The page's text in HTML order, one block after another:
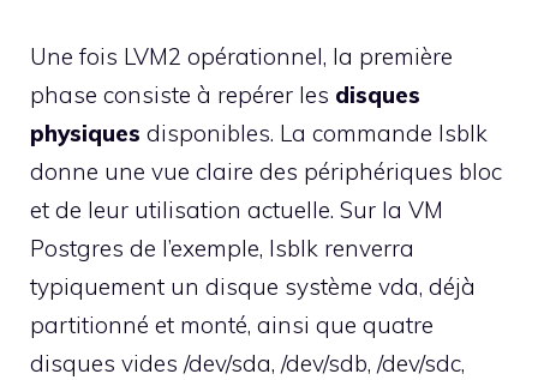
Une fois LVM2 opérationnel, la première
phase consiste à repérer les disques
physiques disponibles. La commande lsblk
donne une vue claire des périphériques bloc
et de leur utilisation actuelle. Sur la VM
Postgres de l’exemple, lsblk renverra
typiquement un disque système vda, déjà
partitionné et monté, ainsi que quatre
disques vides /dev/sda, /dev/sdb, /dev/sdc,